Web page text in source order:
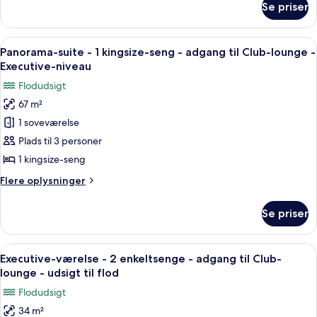
seng
udsigt
til
flod
værelse
1
kingsize-
-
udsigt
til
flod
Se priser
Indlæs
alle
af
Panorama-
suite
-
1
kingsize-
seng
adgang
til
Club-
lounge
-
Executive-
En moderne stue med et stort TV,
10
Panorama-suite - 1 kingsize-seng - adgang til Club-lounge -
Executive-niveau
Flodudsigt
67 m²
1 soveværelse
Plads til 3 personer
1 kingsize-seng
Flere oplysninger
Flere
suite
1
kingsize-
-
adgang
Se priser
Indlæs
alle
billeder
af
Et moderne hotelværelse med to
7
Executive-værelse - 2 enkeltsenge - adgang til Club-
lounge - udsigt til flod
Flodudsigt
34 m²